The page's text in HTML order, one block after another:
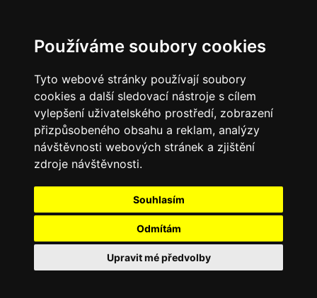
Používáme soubory cookies
Tyto webové stránky používají soubory
cookies a další sledovací nástroje s cílem
vylepšení uživatelského prostředí, zobrazení
přizpůsobeného obsahu a reklam, analýzy
návštěvnosti webových stránek a zjištění
zdroje návštěvnosti.
Souhlasím
Odmítám
Upravit mé předvolby